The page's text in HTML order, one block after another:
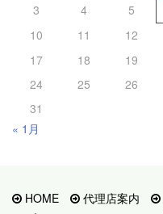
3
4 5
10
11 12
17
18 19
24
25 26
31
« 1月
HOME 代理店案内